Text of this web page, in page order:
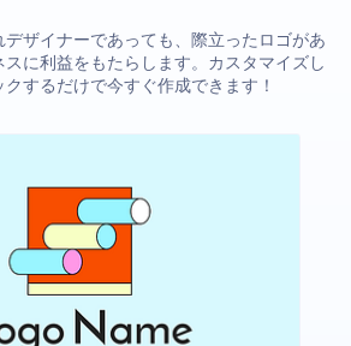
ザイナーであっても、際立ったロゴがあ
に利益をもたらします。カスタマイズし
するだけで今すぐ作成できます！